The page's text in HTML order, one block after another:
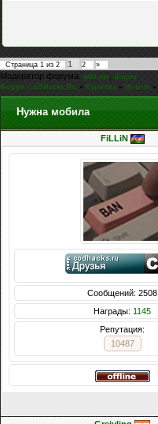
Страница 1 из 2 1 2 »
Модератор форума:g0d-me,iEnjoy
Форум CoDHacks.Ru » Курилка » Hi-tech »
Нужна мобила
FiLLiN
Сообщений: 2508
Награды: 1145
Репутация:
10487